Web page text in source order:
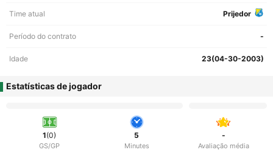
Time atual Prijedor
Período do contrato -
Idade 23(04-30-2003)
Estatísticas de jogador
1(0)
GS/GP
5
Minutes
-
Avaliação média